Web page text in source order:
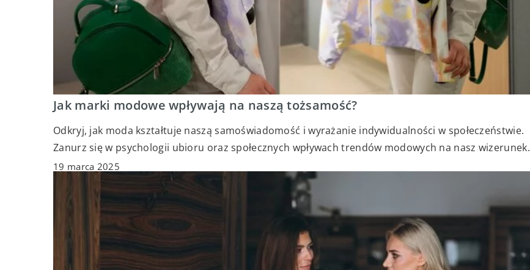
Jak marki modowe wpływają na naszą tożsamość?
Odkryj, jak moda kształtuje naszą samoświadomość i wyrażanie indywidualności w społeczeństwie.
Zanurz się w psychologii ubioru oraz społecznych wpływach trendów modowych na nasz wizerunek.
19 marca 2025